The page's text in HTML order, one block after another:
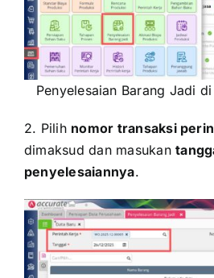
Penyelesaian Barang Jadi
2. Pilih nomor transaksi
dimaksud dan masukan
penyelesaiannya.